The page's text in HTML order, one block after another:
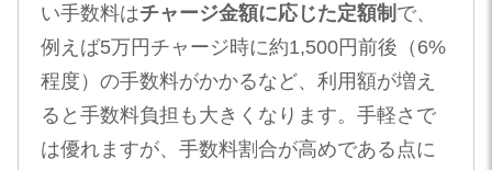
い手数料はチャージ金額に応じた定額制 で、
例えば5万円チャージ時に約1,500円前後（6%
程度）の手数料がかかるなど、利用額が増え
ると手数料負担も大きくなります​。手軽さで
は優れますが、手数料割合が高めである点に